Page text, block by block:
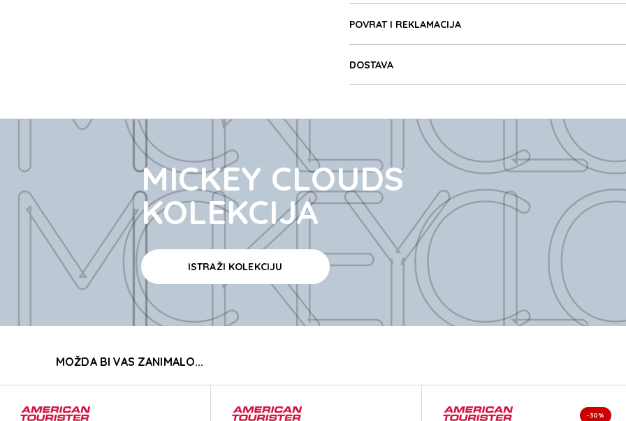
POVRAT I REKLAMACIJA
DOSTAVA
MICKEY
MICKEY
MICKEY CLOUDS
KOLEKCIJA
ISTRAŽI KOLEKCIJU
MOŽDA BI VAS ZANIMALO...
-30%